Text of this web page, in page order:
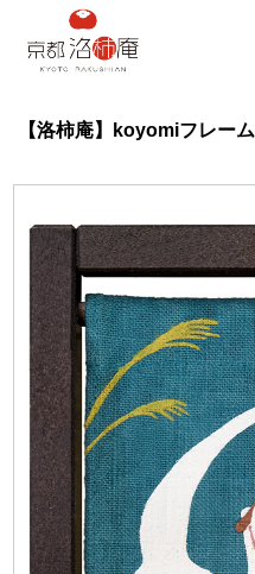
【洛柿庵】koyomiフレー